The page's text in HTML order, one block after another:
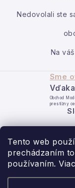
Tento web
prechádzaním
používaním.
Nedovolali ste
Na
Sme
Obchod
prestížny
-